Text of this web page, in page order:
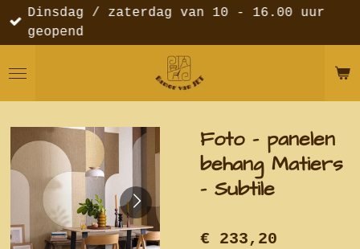
Ga
direct
de
Dinsdag / zaterdag van 10 - 16.00 uur
geopend
Foto - panelen
behang Matiers
- Subtile
€ 233,20